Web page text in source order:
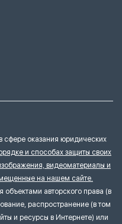
сфере оказания юридических
и способах защиты своих
видеоматериалы и
на нашем сайте.
авторского права (в
распространение (в том
и ресурсы в Интернете) или